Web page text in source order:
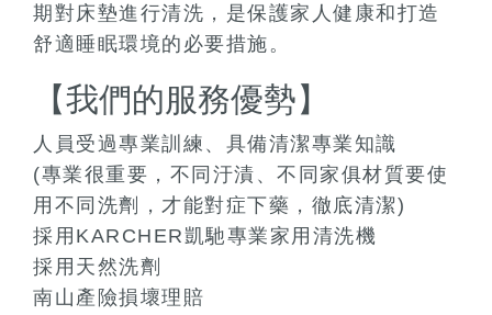
期對床墊進行清洗，是保護家人健康和打造
舒適睡眠環境的必要措施。
【我們的服務優勢】
人員受過專業訓練、具備清潔專業知識
(專業很重要，不同汙漬、不同家俱材質要使
用不同洗劑，才能對症下藥，徹底清潔)
採用KARCHER凱馳專業家用清洗機
採用天然洗劑
南山產險損壞理賠